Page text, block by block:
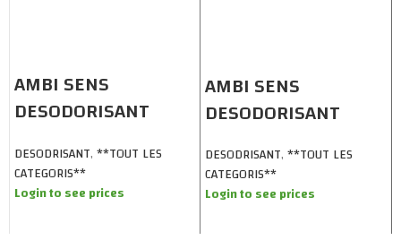
AMBI SENS
DESODORISANT
GRENADE
DESODRISANT,**TOUT LES
CATEGORIS**
Login to see prices
AMBI SENS
DESODORISANT
FLEUR VIOLETTE
DESODRISANT,**TOUT LES
CATEGORIS**
Login to see prices